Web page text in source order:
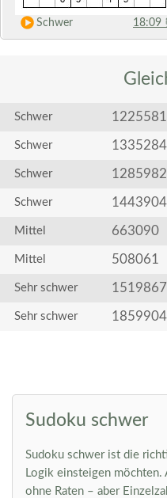
Schwer 18:09
Schwer 1225581
Schwer 1335284
Schwer 1285982
Schwer 1443904
Mittel 663090
Mittel 508061
Sehr schwer 1519867
Sehr schwer 1859904
Sudoku schwer
Sudoku schwer ist die
Logik einsteigen möchten.
ohne Raten – aber